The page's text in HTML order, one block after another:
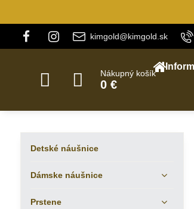
kimgold@kimgold.sk
Nákupný košík
0 €
Detské náušnice
Dámske náušnice
Prstene